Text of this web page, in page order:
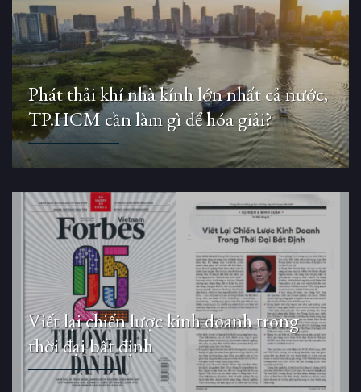
Phát thải khí nhà kính lớn nhất cả nước,
TP.HCM cần làm gì để hóa giải?
Viết lại chiến lược kinh doanh trong
thời đại bất định